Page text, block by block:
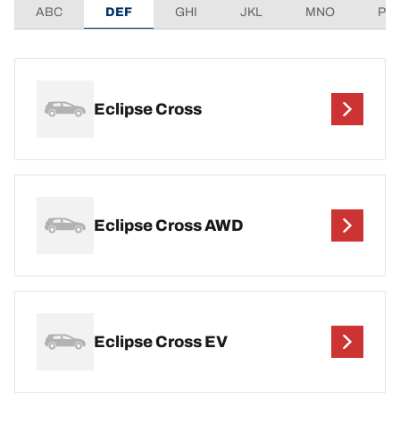
ABC DEF GHI JKL MNO
Eclipse Cross
Eclipse Cross AWD
Eclipse Cross EV